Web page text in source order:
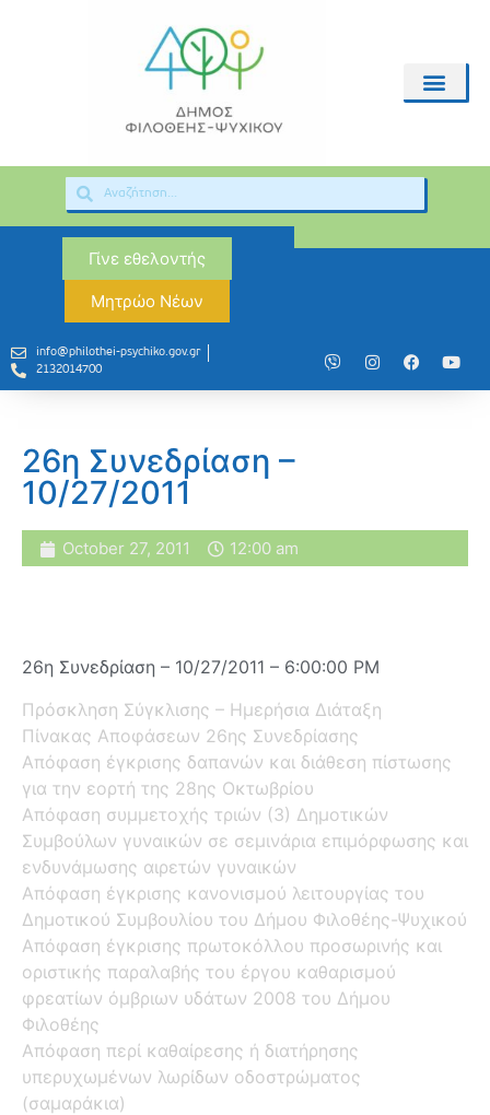
Γίνε εθελοντής
Μητρώο Νέων
info@philothei-psychiko.gov.gr
2132014700
26η Συνεδρίαση –
10/27/2011
October 27, 2011 12:00 am
26η Συνεδρίαση – 10/27/2011 – 6:00:00 PM
Πρόσκληση Σύγκλισης – Ημερήσια Διάταξη
Πίνακας Αποφάσεων 26ης Συνεδρίασης
Απόφαση έγκρισης δαπανών και διάθεση πίστωσης
για την εορτή της 28ης Οκτωβρίου
Απόφαση συμμετοχής τριών (3) Δημοτικών
Συμβούλων γυναικών σε σεμινάρια επιμόρφωσης και
ενδυνάμωσης αιρετών γυναικών
Απόφαση έγκρισης κανονισμού λειτουργίας του
Δημοτικού Συμβουλίου του Δήμου Φιλοθέης-Ψυχικού
Απόφαση έγκρισης πρωτοκόλλου προσωρινής και
οριστικής παραλαβής του έργου καθαρισμού
φρεατίων όμβριων υδάτων 2008 του Δήμου
Φιλοθέης
Απόφαση περί καθαίρεσης ή διατήρησης
υπερυχωμένων λωρίδων οδοστρώματος
(σαμαράκια)